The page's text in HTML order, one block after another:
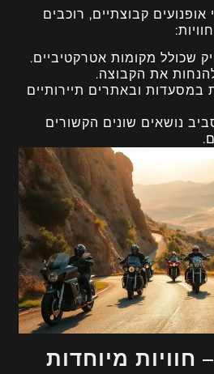
קבוצתיים, רוכבים
שכולל מקומות אטרקטיביים.
את הקבוצה.
במסעדות ובאתרים תיירותיים
נושאים שונים הקשורים
חוויות מיוחדות